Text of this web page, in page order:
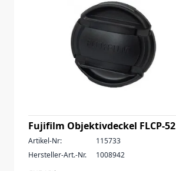
Fujifilm Objektivdeckel FLCP-52
Artikel-Nr:
115733
Hersteller-Art.-Nr.
1008942